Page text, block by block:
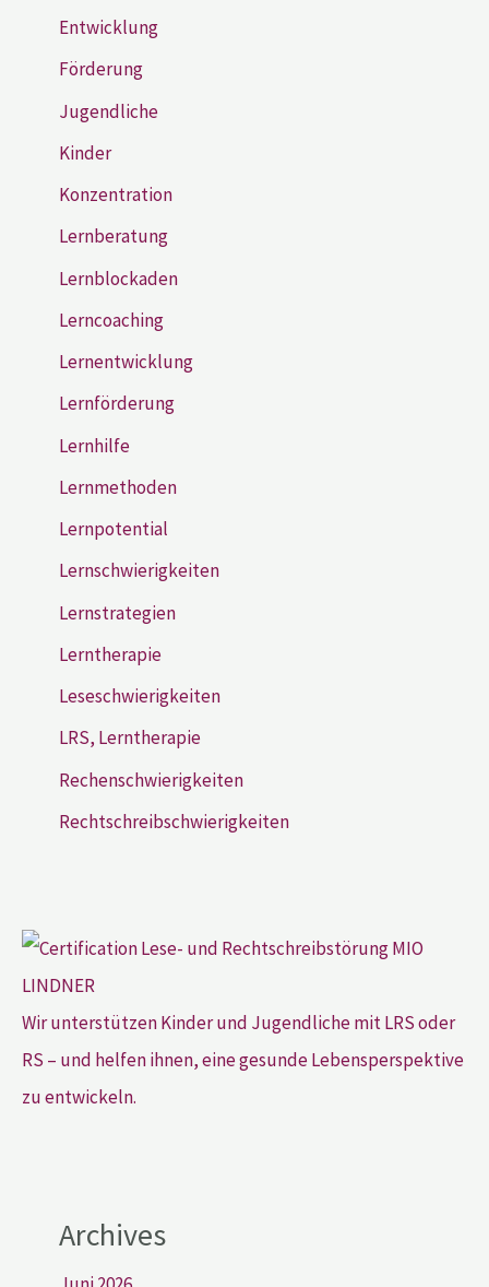
Entwicklung
Förderung
Jugendliche
Kinder
Konzentration
Lernberatung
Lernblockaden
Lerncoaching
Lernentwicklung
Lernförderung
Lernhilfe
Lernmethoden
Lernpotential
Lernschwierigkeiten
Lernstrategien
Lerntherapie
Leseschwierigkeiten
LRS, Lerntherapie
Rechenschwierigkeiten
Rechtschreibschwierigkeiten
Wir unterstützen Kinder und Jugendliche mit LRS oder
RS – und helfen ihnen, eine gesunde Lebensperspektive
zu entwickeln.
Archives